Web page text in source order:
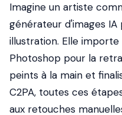
Imagine un artiste
générateur d'images
illustration. Elle
Photoshop pour la
peints à la main et
C2PA, toutes ces
aux retouches